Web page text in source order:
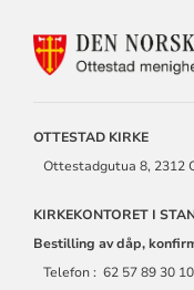
OTTESTAD KIRKE
Ottestadgutua 8, 2312
KIRKEKONTORET I
Bestilling av dåp,
Telefon : 62 57 89 30